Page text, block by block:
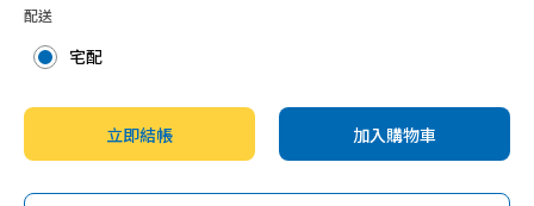
配送
宅配
立即結帳 加入購物車